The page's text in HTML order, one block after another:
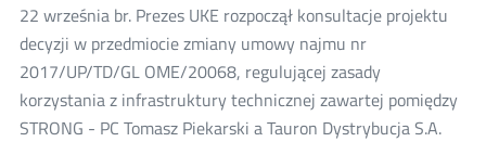
z
o.o.
22 września br. Prezes UKE rozpoczął konsultacje projektu
decyzji w przedmiocie zmiany umowy najmu nr
2017/UP/TD/GL OME/20068, regulującej zasady
korzystania z infrastruktury technicznej zawartej pomiędzy
STRONG - PC Tomasz Piekarski a Tauron Dystrybucja S.A.